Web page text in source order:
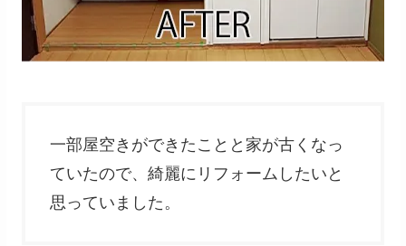
一部屋空きができたことと家が古くなっ
ていたので、綺麗にリフォームしたいと
思っていました。